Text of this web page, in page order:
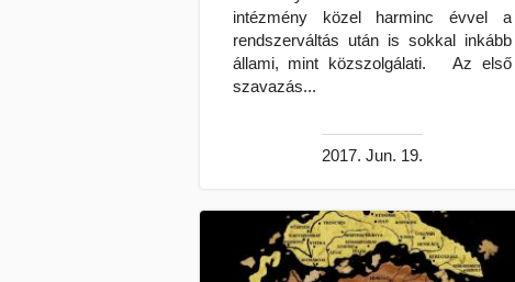
intézmény közel harminc évvel a
rendszerváltás után is sokkal inkább
állami, mint közszolgálati. Az első
szavazás...
2017. Jun. 19.